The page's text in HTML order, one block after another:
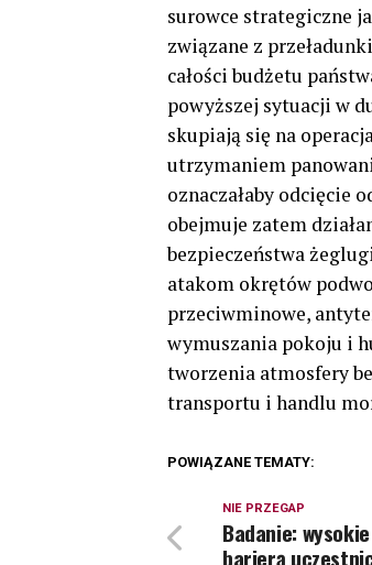
surowce strategiczne
związane z
całości budżetu
powyższej sytuacji w
skupiają się na
utrzymaniem
oznaczałaby odcięcie
obejmuje zatem
bezpieczeństwa
atakom okrętów
przeciwminowe,
wymuszania pokoju i
tworzenia atmosfery
transportu i handlu
POWIĄZANE TEMATY:
NIE PRZEGAP
Badanie:
barierą